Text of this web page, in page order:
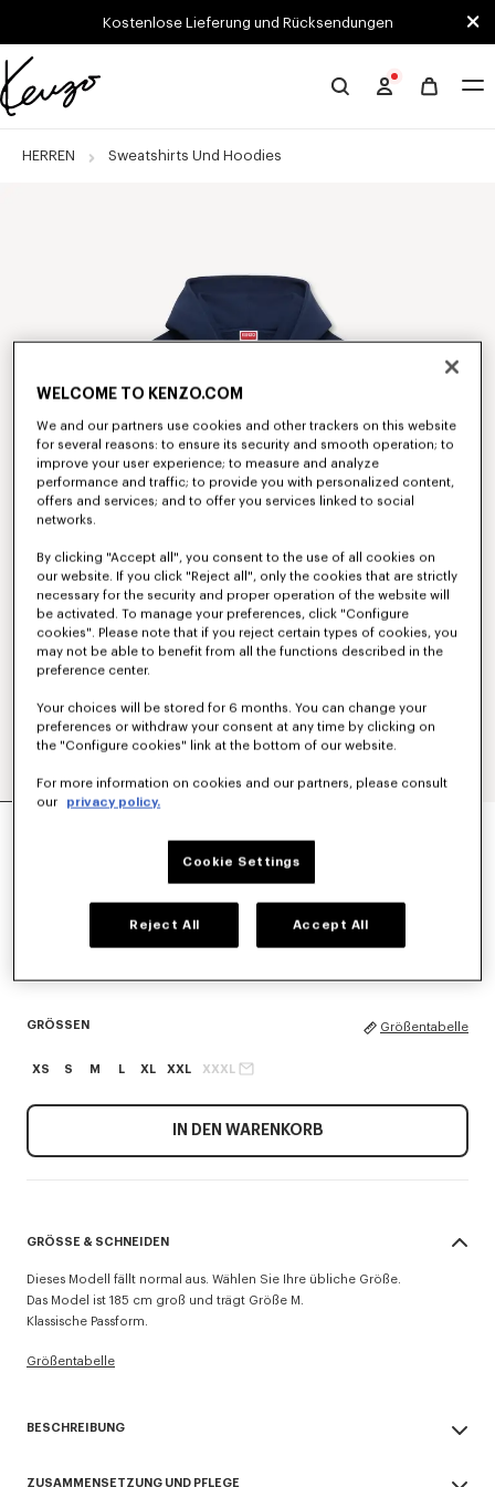
Skip to main content
Skip to footer contentKostenlose Lieferung und Rücksendungen
Offizielle
Website
HERREN Sweatshirts Und Hoodies
REISSVERSCHLUSS AUS BAUMWOLLE
Blue Black
GRÖSSEN Größentabelle
XS S M L XL XXL XXXL
IN DEN WARENKORB
GRÖSSE & SCHNEIDEN
Dieses Modell fällt normal aus. Wählen Sie Ihre übliche Größe.
Das Model ist 185 cm groß und trägt Größe M.
Klassische Passform.
Größentabelle
BESCHREIBUNG
ZUSAMMENSETZUNG UND PFLEGE
WELCOME TO KENZO.COM
We and our partners use cookies and other trackers on this website
for several reasons: to ensure its security and smooth operation; to
improve your user experience; to measure and analyze
performance and traffic; to provide you with personalized content,
offers and services; and to offer you services linked to social
networks.
By clicking "Accept all", you consent to the use of all cookies on
our website. If you click "Reject all", only the cookies that are strictly
necessary for the security and proper operation of the website will
be activated. To manage your preferences, click "Configure
cookies". Please note that if you reject certain types of cookies, you
may not be able to benefit from all the functions described in the
preference center.
Your choices will be stored for 6 months. You can change your
preferences or withdraw your consent at any time by clicking on
the "Configure cookies" link at the bottom of our website.
For more information on cookies and our partners, please consult
our
privacy policy.
Cookie Settings
Reject All Accept All